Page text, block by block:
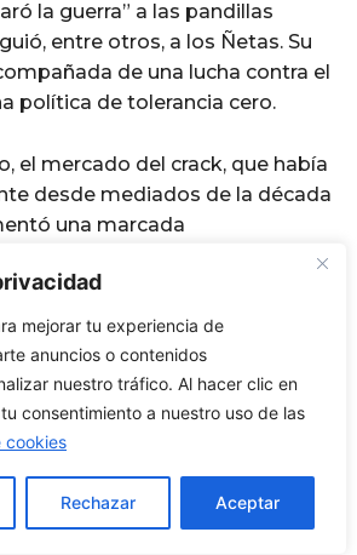
mejorar tu experiencia de
anuncios o contenidos
nuestro tráfico. Al hacer clic en
consentimiento a nuestro uso de las
cookies
Rechazar Aceptar